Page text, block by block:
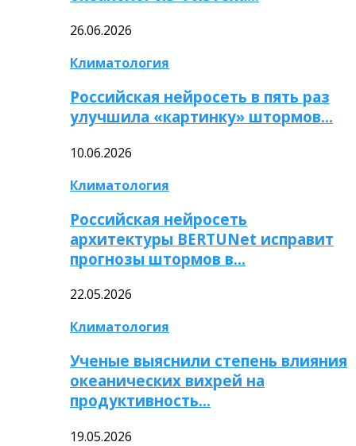
26.06.2026
Климатология
Российская нейросеть в пять раз
улучшила «картинку» штормов…
10.06.2026
Климатология
Российская нейросеть
архитектуры BERTUNet исправит
прогнозы штормов в…
22.05.2026
Климатология
Ученые выяснили степень влияния
океанических вихрей на
продуктивность…
19.05.2026